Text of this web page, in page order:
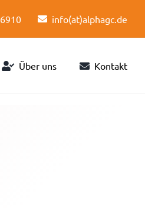
info(at)alphagc.de
Über uns Kontakt